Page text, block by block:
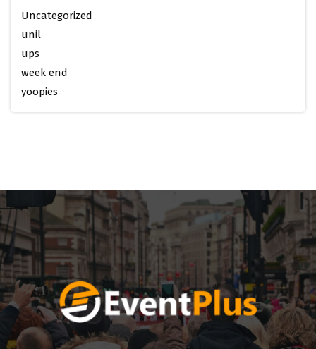
Uncategorized
unil
ups
week end
yoopies